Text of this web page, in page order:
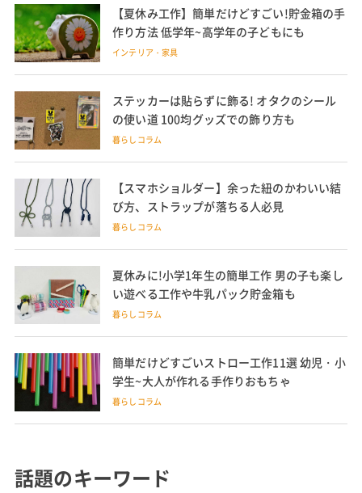
【夏休み工作】簡単だけどすごい!貯金箱の手
作り方法 低学年~高学年の子どもにも
インテリア・家具
ステッカーは貼らずに飾る! オタクのシール
の使い道 100均グッズでの飾り方も
暮らしコラム
【スマホショルダー】余った紐のかわいい結
び方、ストラップが落ちる人必見
暮らしコラム
夏休みに!小学1年生の簡単工作 男の子も楽し
い遊べる工作や牛乳パック貯金箱も
暮らしコラム
簡単だけどすごいストロー工作11選 幼児・小
学生~大人が作れる手作りおもちゃ
暮らしコラム
話題のキーワード